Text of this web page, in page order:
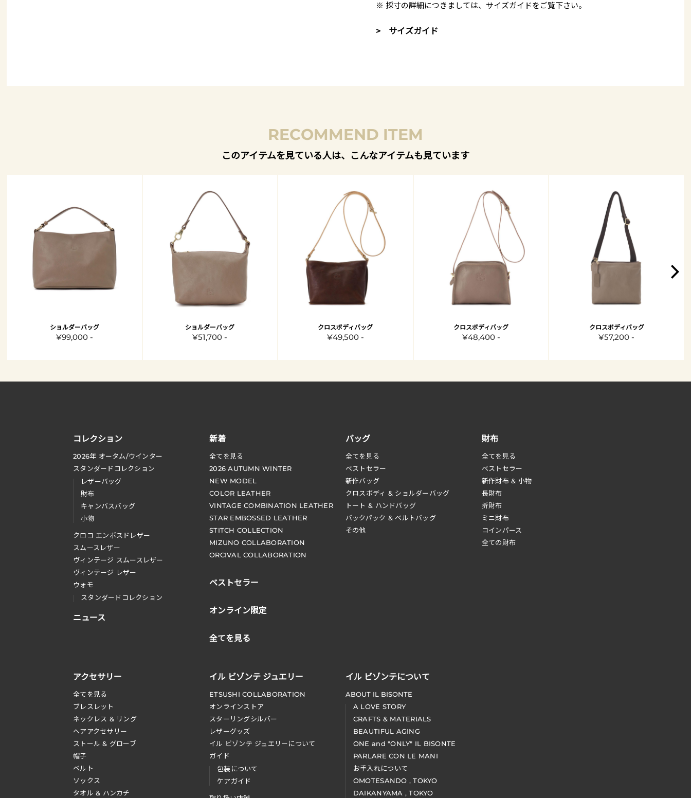
※ 採寸の詳細につきましては、 サイズガイドをご覧下さい。
> サイズガイド
RECOMMEND ITEM
このアイテムを見ている人は、こんなアイテムも見ています
ショルダーバッグ
¥99,000 -
ショルダーバッグ
¥51,700 -
クロスボディバッグ
¥49,500 -
クロスボディバッグ
¥48,400 -
クロスボディバッグ
¥57,200 -
コレクション
2026年 オータム/ウインター
スタンダードコレクション
レザーバッグ
財布
キャンバスバッグ
小物
クロコ エンボスドレザー
スムースレザー
ヴィンテージ スムースレザー
ヴィンテージ レザー
ウォモ
スタンダードコレクション
ニュース
新着
全てを見る
2026 AUTUMN WINTER
NEW MODEL
COLOR LEATHER
VINTAGE COMBINATION LEATHER
STAR EMBOSSED LEATHER
STITCH COLLECTION
MIZUNO COLLABORATION
ORCIVAL COLLABORATION
ベストセラー
オンライン限定
全てを見る
財布
全てを見る
べストセラー
新作財布 & 小物
長財布
折財布
ミニ財布
コインパース
全ての財布
バッグ
全てを見る
ベストセラー
新作バッグ
クロスボディ & ショルダーバッグ
トート & ハンドバッグ
バックパック & ベルトバッグ
その他
アクセサリー
全てを見る
ブレスレット
ネックレス & リング
へアアクセサリー
ストール & グローブ
帽子
ベルト
ソックス
タオル & ハンカチ
イル ビゾンテ ジュエリー
ETSUSHI COLLABORATION
オンラインストア
スターリングシルバー
レザーグッズ
イル ビゾンテ ジュエリーについて
ガイド
包装について
ケアガイド
イル ビゾンテについて
ABOUT IL BISONTE
A LOVE STORY
CRAFTS & MATERIALS
BEAUTIFUL AGING
ONE and "ONLY" IL BISONTE
PARLARE CON LE MANI
お手入れについて
OMOTESANDO , TOKYO
DAIKANYAMA , TOKYO